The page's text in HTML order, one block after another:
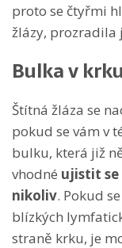
proto se čtyřmi
žlázy, prozradila
Bulka v krku
Štítná žláza se
pokud se vám v
bulku, která již
vhodné ujistit se
nikoliv. Pokud
blízkých
straně krku, je